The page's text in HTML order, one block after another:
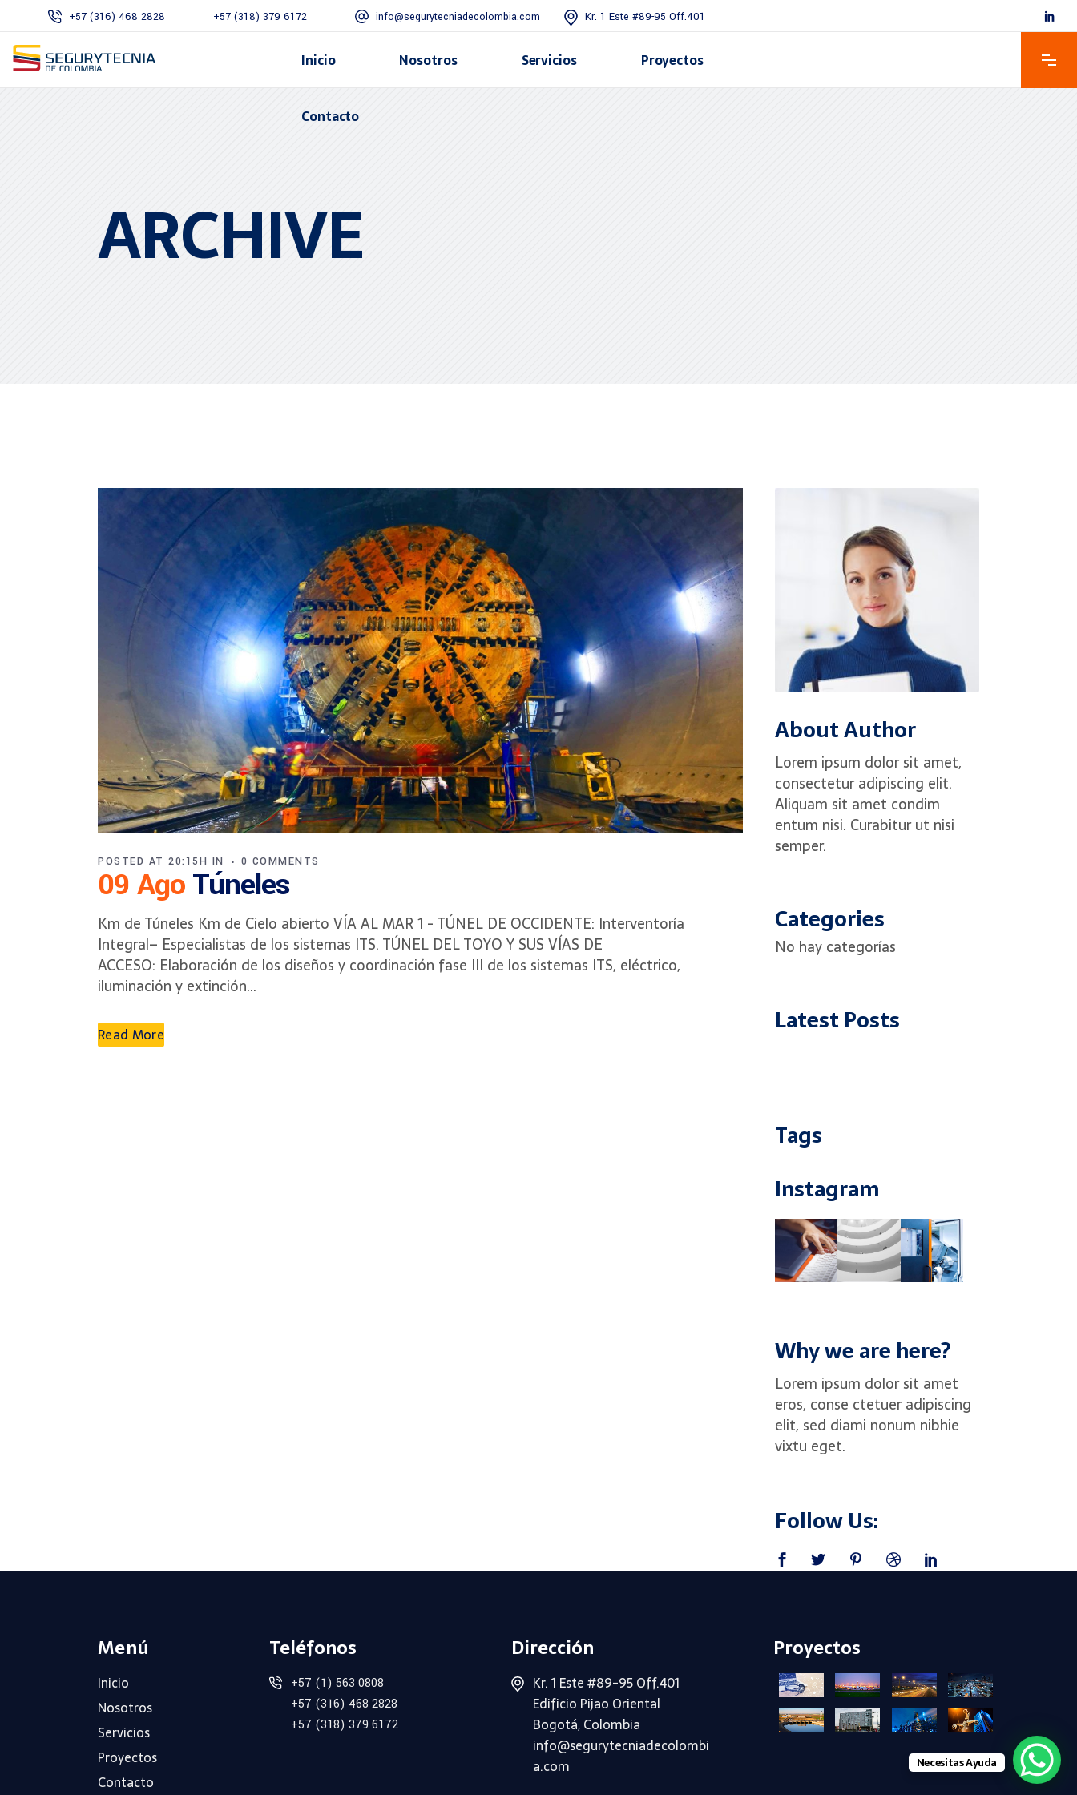
+57 (316) 468 2828 +57 (318) 379 6172 info@segurytecniadecolombia.com Kr. 1 Este #89-95 Off.401
Inicio Nosotros Servicios Proyectos
Contacto
ARCHIVE
09 AgoTúneles
POSTED AT 20:15H IN 0 COMMENTS
Km de Túneles Km de Cielo abierto VÍA AL MAR 1 - TÚNEL DE OCCIDENTE: Interventoría
Integral– Especialistas de los sistemas ITS. TÚNEL DEL TOYO Y SUS VÍAS DE
ACCESO: Elaboración de los diseños y coordinación fase III de los sistemas ITS, eléctrico,
iluminación y extinción...
Read More
About Author
Lorem ipsum dolor sit amet,
consectetur adipiscing elit.
Aliquam sit amet condim
entum nisi. Curabitur ut nisi
semper.
Categories
No hay categorías
Latest Posts
Tags
Instagram
Why we are here?
Lorem ipsum dolor sit amet
eros, conse ctetuer adipiscing
elit, sed diami nonum nibhie
vixtu eget.
Follow Us:
Menú
Inicio
Nosotros
Servicios
Proyectos
Contacto
Teléfonos
+57 (1) 563 0808
+57 (316) 468 2828
+57 (318) 379 6172
Dirección
Kr. 1 Este #89-95 Off.401
Edificio Pijao Oriental
Bogotá, Colombia
info@segurytecniadecolombi
a.com
Proyectos
+ + + +
+ + + +
Necesitas Ayuda